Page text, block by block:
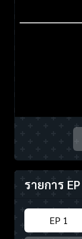
รายการ EP
EP 1